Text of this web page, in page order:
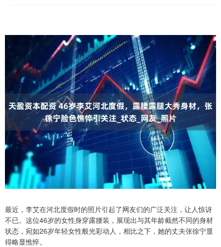
最近，李艾在河北度假时的照片引起了网友们的广泛关注，让人惊讶
不已。这位46岁的女性身穿露腰装，展现出与其年龄截然不同的身材
状态，宛如26岁年轻女性般光彩动人，相比之下，她的丈夫张徐宁显
得略显憔悴。